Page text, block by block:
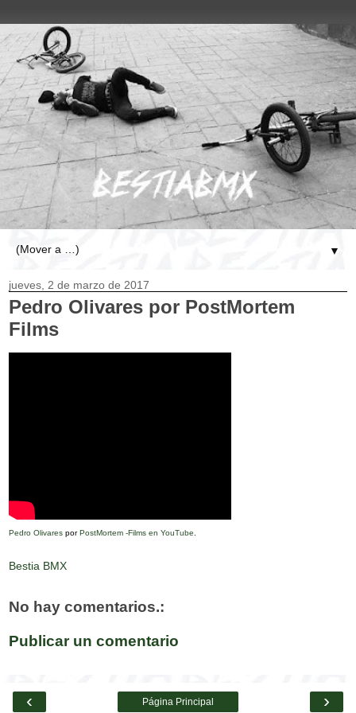
▼
jueves, 2 de marzo de 2017
Pedro Olivares por PostMortem
Films
Pedro Olivares por PostMortem -Films en YouTube.
Bestia BMX
No hay comentarios.:
Publicar un comentario
‹ ›
Página Principal